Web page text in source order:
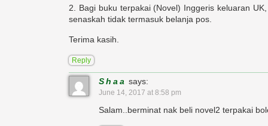
2. Bagi buku terpakai (Novel) Inggeris keluaran
senaskah tidak termasuk belanja pos.
Terima kasih.
Reply
Shaa says:
June 14, 2017 at 8:58 pm
Salam..berminat nak beli novel2 terpakai